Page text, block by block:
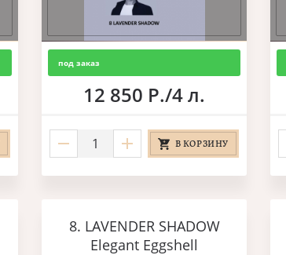
под заказ
12 850 Р./4 л.
В КОРЗИНУ
8. LAVENDER SHADOW
Elegant Eggshell